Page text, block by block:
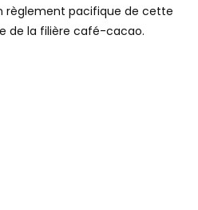
règlement pacifique de cette
de la filière café-cacao.